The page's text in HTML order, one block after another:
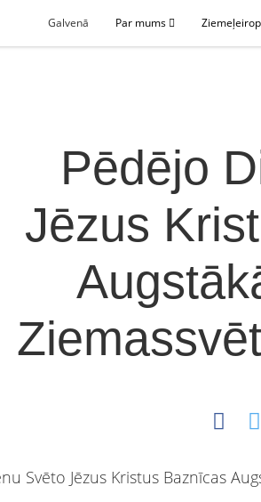
Galvenā Par mums
Pēdējo
Jēzus